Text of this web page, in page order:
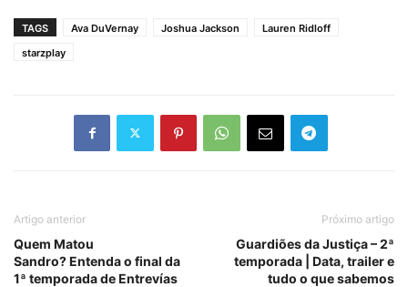
TAGS Ava DuVernay Joshua Jackson
Lauren Ridloff
starzplay
Artigo anterior
Quem Matou
Sandro? Entenda o final da
1ª temporada de Entrevías
Próximo artigo
Guardiões da Justiça – 2ª
temporada | Data, trailer e
tudo o que sabemos